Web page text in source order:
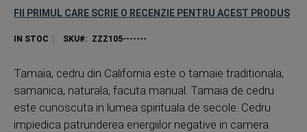
FII PRIMUL CARE SCRIE O RECENZIE PENTRU ACEST PRODUS
IN STOC SKU ZZZ105-------
Tamaia, cedru din California este o tamaie traditionala,
samanica, naturala, facuta manual. Tamaia de cedru
este cunoscuta in lumea spirituala de secole. Cedru
impiedica patrunderea energiilor negative in camera.